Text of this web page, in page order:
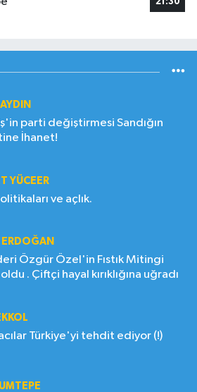
parti değiştirmesi Sandığın
İhanet!
YÜCEER
ve açlık.
Özgür Özel'in Fıstık Mitingi
. Çiftçi hayal kırıklığına uğradı
Türkiye'yi tehdit ediyor (!)